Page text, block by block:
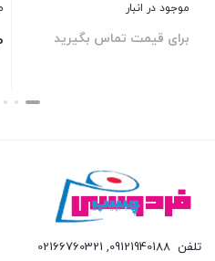
موجود در انبار
930,000قیمت
تلفن 09121940188
,
02166760321